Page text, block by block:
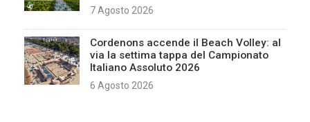
7 Agosto 2026
Cordenons accende il Beach Volley: al
via la settima tappa del Campionato
Italiano Assoluto 2026
6 Agosto 2026